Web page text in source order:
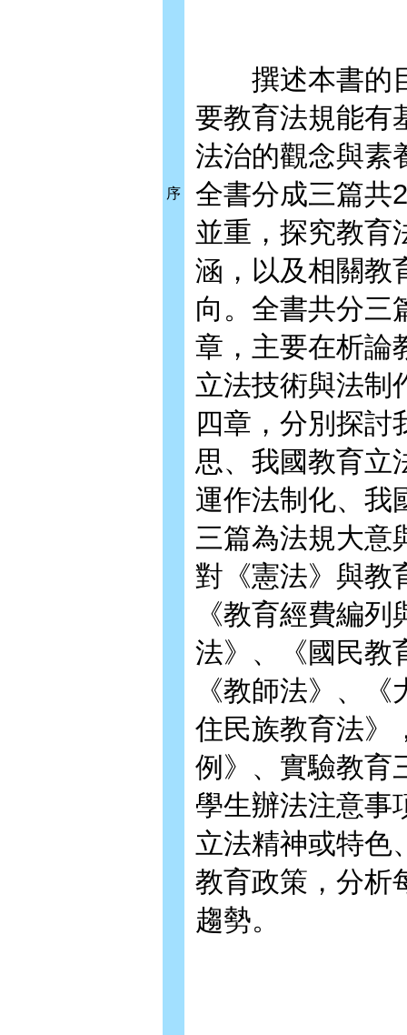
序
撰述本書的目
要教育法規能有
法治的觀念與素
全書分成三篇共
並重，探究教育
涵，以及相關教
向。全書共分三
章，主要在析論
立法技術與法制
四章，分別探討
思、我國教育立
運作法制化、我
三篇為法規大意
對《憲法》與教
《教育經費編
法》、《國民教
《教師法》、
住民族教育法》
例》、實驗教育
學生辦法注意事
立法精神或特色
教育政策，分析
趨勢。